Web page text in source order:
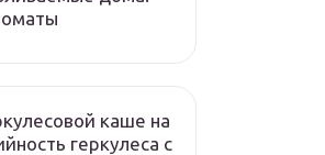
каше на
геркулеса с